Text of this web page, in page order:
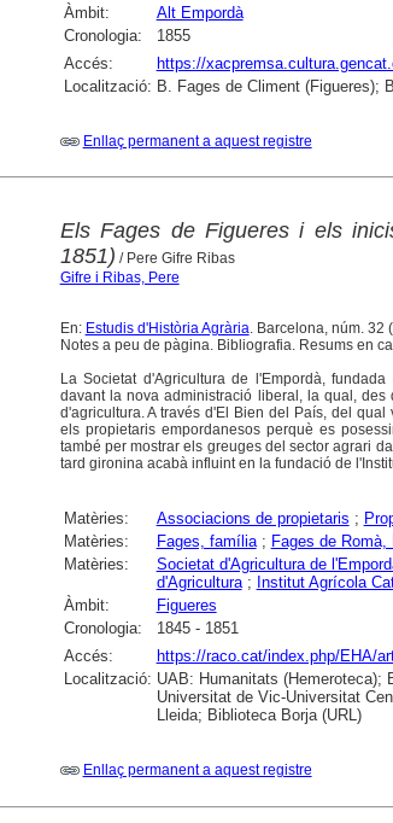
Àmbit:
Alt Empordà
Cronologia:
1855
Accés:
https://
Localització: B. Fages de Climent (Figueres);
Enllaç permanent a aquest registre
Els Fages de Figueres i els
1851) / Pere Gifre Ribas
Gifre i Ribas, Pere
En: Estudis d'Història Agrària. Barcelona, núm. 32
Notes a peu de pàgina. Bibliografia. Resums en
La Societat d'Agricultura de l'Empordà,
davant la nova administració liberal, la qual,
d'agricultura. A través d'El Bien del País, del
els propietaris empordanesos perquè es
també per mostrar els greuges del sector agrari
tard gironina acabà influint en la fundació de
Matèries: Associacions de propietaris ;
Matèries:
Fages, família; Fages de Romà,
Matèries:
Societat d'Agricultura de
d'Agricultura; Institut Agrícola
Àmbit:
Figueres
Cronologia:
1845 - 1851
Accés:
https://raco.cat/index.php/EHA/
Localització: UAB: Humanitats (Hemeroteca);
Universitat de Vic-Universitat
Lleida; Biblioteca Borja (URL)
Enllaç permanent a aquest registre